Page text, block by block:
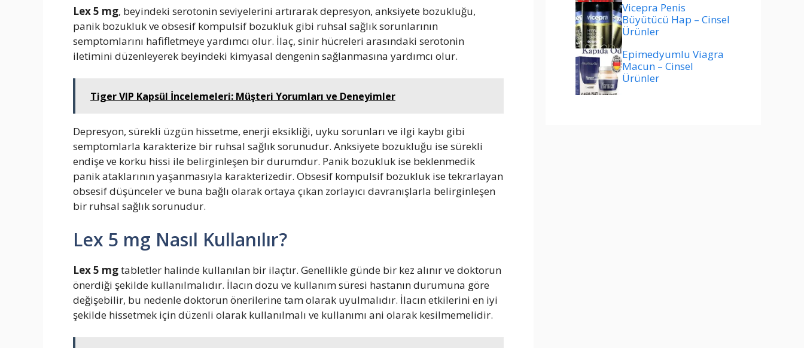
Lex 5 mg, beyindeki serotonin seviyelerini artırarak depresyon, anksiyete bozukluğu,
panik bozukluk ve obsesif kompulsif bozukluk gibi ruhsal sağlık sorunlarının
semptomlarını hafifletmeye yardımcı olur. İlaç, sinir hücreleri arasındaki serotonin
iletimini düzenleyerek beyindeki kimyasal dengenin sağlanmasına yardımcı olur.
Tiger VIP Kapsül İncelemeleri: Müşteri Yorumları ve Deneyimler
Depresyon, sürekli üzgün hissetme, enerji eksikliği, uyku sorunları ve ilgi kaybı gibi
semptomlarla karakterize bir ruhsal sağlık sorunudur. Anksiyete bozukluğu ise sürekli
endişe ve korku hissi ile belirginleşen bir durumdur. Panik bozukluk ise beklenmedik
panik ataklarının yaşanmasıyla karakterizedir. Obsesif kompulsif bozukluk ise tekrarlayan
obsesif düşünceler ve buna bağlı olarak ortaya çıkan zorlayıcı davranışlarla belirginleşen
bir ruhsal sağlık sorunudur.
Lex 5 mg Nasıl Kullanılır?
Lex 5 mgtabletler halinde kullanılan bir ilaçtır. Genellikle günde bir kez alınır ve doktorun
önerdiği şekilde kullanılmalıdır. İlacın dozu ve kullanım süresi hastanın durumuna göre
değişebilir, bu nedenle doktorun önerilerine tam olarak uyulmalıdır. İlacın etkilerini en iyi
şekilde hissetmek için düzenli olarak kullanılmalı ve kullanımı ani olarak kesilmemelidir.
Vicepra Penis
Büyütücü Hap – Cinsel
Ürünler
Epimedyumlu Viagra
Macun – Cinsel
Ürünler